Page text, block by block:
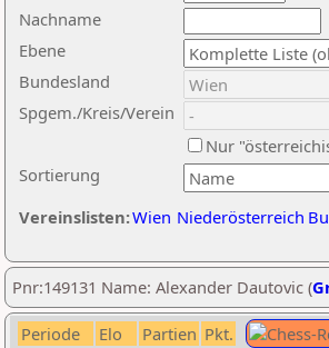
Nachname
Ebene
Sortierung
Bundesland
Spgem./Kreis/Verein
Nur
Vereinslisten:Wien Niederösterreich
Pnr:149131 Name: Alexander Dautovic (
Periode Elo Partien Pkt.